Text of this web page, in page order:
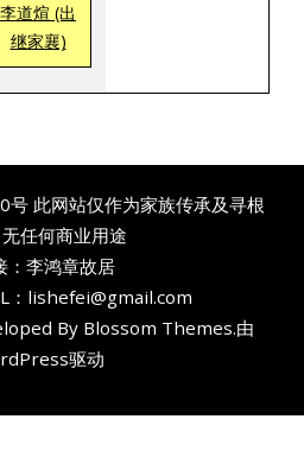
李道煊 (出
继家襄)
号 此网站仅作为家族传承及寻根
任何商业用途
： 李鸿章故居
：lishefei@gmail.com
By Blossom Themes.由
驱动